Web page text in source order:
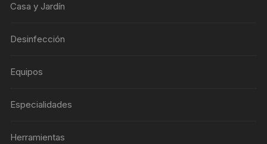
Casa y Jardín
Desinfección
Equipos
Especialidades
Herramientas